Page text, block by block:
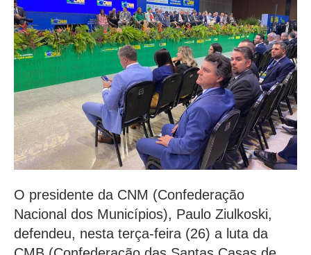
O presidente da CNM (Confederação
Nacional dos Municípios), Paulo Ziulkoski,
defendeu, nesta terça-feira (26) a luta da